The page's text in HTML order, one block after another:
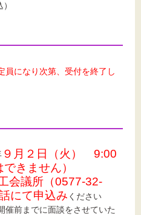
員になり次第、受付を終了し
９月２日（火） 9:00
できません）
会議所（0577-32-
にて申込み ください
前までに面談をさせていた